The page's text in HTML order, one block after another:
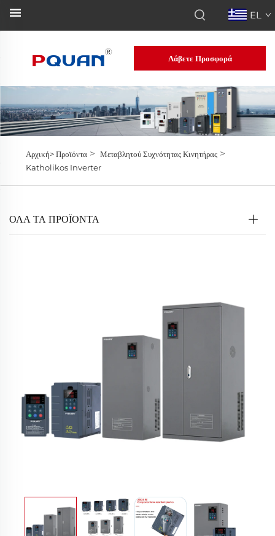
EL
Λάβετε Προσφορά
Αρχική>Προϊόντα> Μεταβλητού Συχνότητας Κινητήρας>
Katholikos Inverter
ΟΛΑ ΤΑ ΠΡΟΪΟΝΤΑ